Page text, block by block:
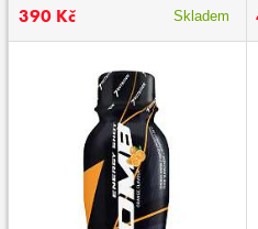
390 Kč Skladem